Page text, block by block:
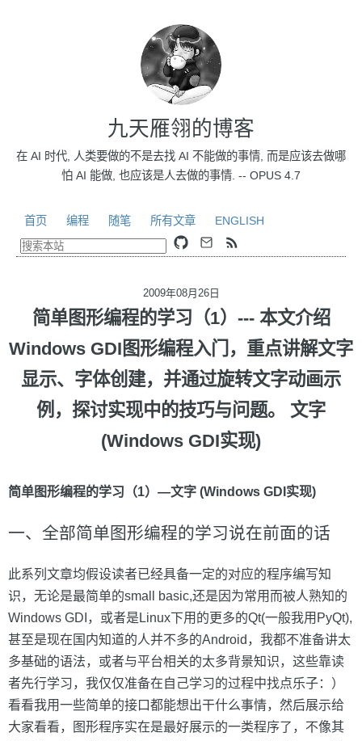
九天雁翎的博客
在 AI 时代, 人类要做的不是去找 AI 不能做的事情, 而是应该去做哪
怕 AI 能做, 也应该是人去做的事情. -- OPUS 4.7
首页 编程 随笔 所有文章 ENGLISH
2009年08月26日
简单图形编程的学习（1）--- 本文介绍
Windows GDI图形编程入门，重点讲解文字
显示、字体创建，并通过旋转文字动画示
例，探讨实现中的技巧与问题。 文字
(Windows GDI实现)
简单图形编程的学习（1）—文字 (Windows GDI实现)
一、全部简单图形编程的学习说在前面的话
此系列文章均假设读者已经具备一定的对应的程序编写知
识，无论是最简单的small basic,还是因为常用而被人熟知的
Windows GDI，或者是Linux下用的更多的Qt(一般我用PyQt),
甚至是现在国内知道的人并不多的Android，我都不准备讲太
多基础的语法，或者与平台相关的太多背景知识，这些靠读
者先行学习，我仅仅准备在自己学习的过程中找点乐子：）
看看我用一些简单的接口都能想出干什么事情，然后展示给
大家看看，图形程序实在是最好展示的一类程序了，不像其